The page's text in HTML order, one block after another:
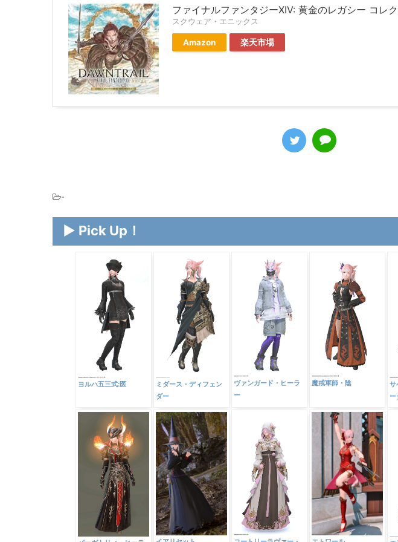
ファイナルファンタジーXIV: 黄金のレガシー コレ
スクウェア・エニックス
Amazon 楽天市場
-
▶ Pick Up！
ヨルハ五三式:医
ミダース・ディフェン
ダー
ヴァンガード・ヒーラ
ー
魔戒軍師・陰
サ
ー